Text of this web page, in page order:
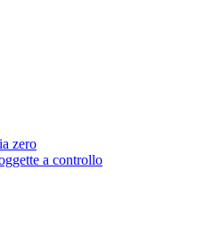
zero
a controllo